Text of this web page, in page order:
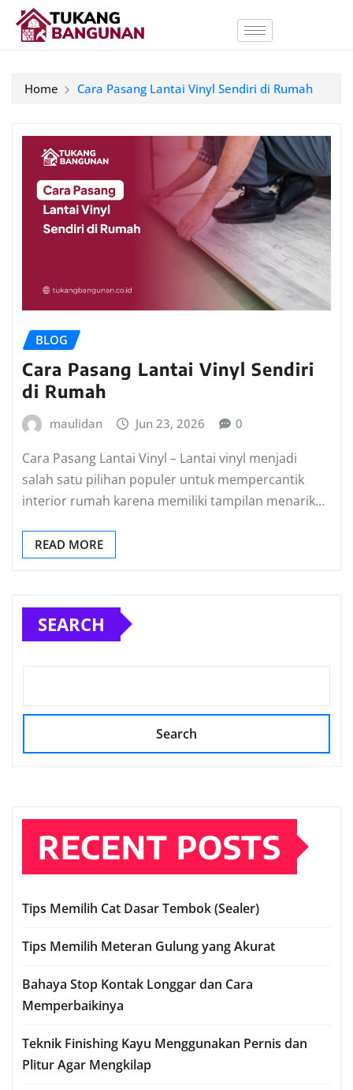
Home Cara Pasang Lantai Vinyl Sendiri di Rumah
BLOG
Cara Pasang Lantai Vinyl Sendiri
di Rumah
maulidan Jun 23, 2026 0
Cara Pasang Lantai Vinyl – Lantai vinyl menjadi
salah satu pilihan populer untuk mempercantik
interior rumah karena memiliki tampilan menarik…
READ MORE
SEARCH
Search
RECENT POSTS
Tips Memilih Cat Dasar Tembok (Sealer)
Tips Memilih Meteran Gulung yang Akurat
Bahaya Stop Kontak Longgar dan Cara
Memperbaikinya
Teknik Finishing Kayu Menggunakan Pernis dan
Plitur Agar Mengkilap